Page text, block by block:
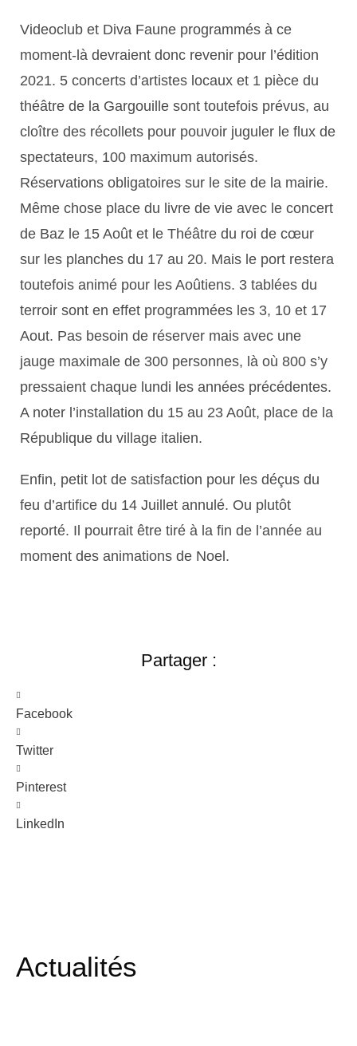
Videoclub et Diva Faune programmés à ce
moment-là devraient donc revenir pour l’édition
2021. 5 concerts d’artistes locaux et 1 pièce du
théâtre de la Gargouille sont toutefois prévus, au
cloître des récollets pour pouvoir juguler le flux de
spectateurs, 100 maximum autorisés.
Réservations obligatoires sur le site de la mairie.
Même chose place du livre de vie avec le concert
de Baz le 15 Août et le Théâtre du roi de cœur
sur les planches du 17 au 20. Mais le port restera
toutefois animé pour les Aoûtiens. 3 tablées du
terroir sont en effet programmées les 3, 10 et 17
Aout. Pas besoin de réserver mais avec une
jauge maximale de 300 personnes, là où 800 s’y
pressaient chaque lundi les années précédentes.
A noter l’installation du 15 au 23 Août, place de la
République du village italien.
Enfin, petit lot de satisfaction pour les déçus du
feu d’artifice du 14 Juillet annulé. Ou plutôt
reporté. Il pourrait être tiré à la fin de l’année au
moment des animations de Noel.
Partager :
Facebook
Twitter
Pinterest
LinkedIn
Actualités